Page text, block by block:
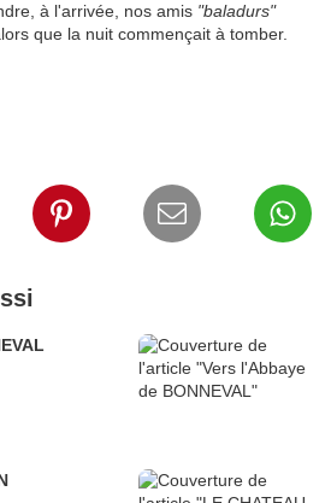
à l'arrivée, nos amis "baladurs"
que la nuit commençait à tomber.